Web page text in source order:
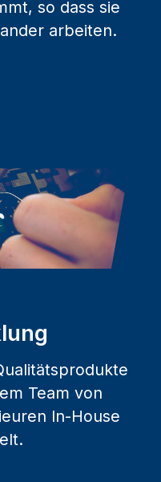
so dass sie
arbeiten.
Team von
In-House